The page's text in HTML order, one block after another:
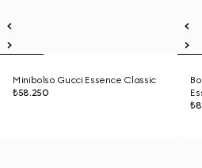
Minibolso Gucci Essence Classic
₺58.250